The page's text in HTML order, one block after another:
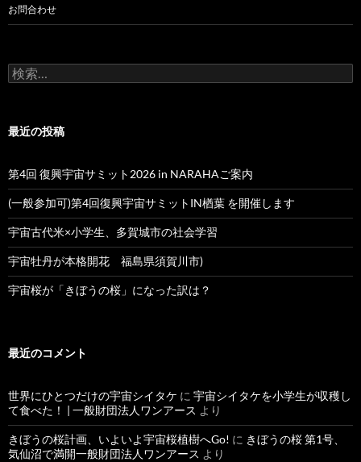
お問合わせ
検
索:
最近の投稿
第4回 復興宇宙サミット2026 in NARAHAご案内
(一般参加可)第4回復興宇宙サミットIN楢葉 を開催します
宇宙古代米×小学生、多賀城市の社会学習
宇宙牡丹が本格開花 福島県須賀川市)
宇宙桜が「きぼうの桜」になった訳は？
最近のコメント
世界にひとつだけの宇宙シイタケ に 宇宙シイタケを小学生が収穫し
て食べた！ | 一般財団法人ワンアース より
きぼうの桜計画、いよいよ宇宙桜植樹へGo! に きぼうの桜 第1号、
気仙沼で満開一般財団法人ワンアース より